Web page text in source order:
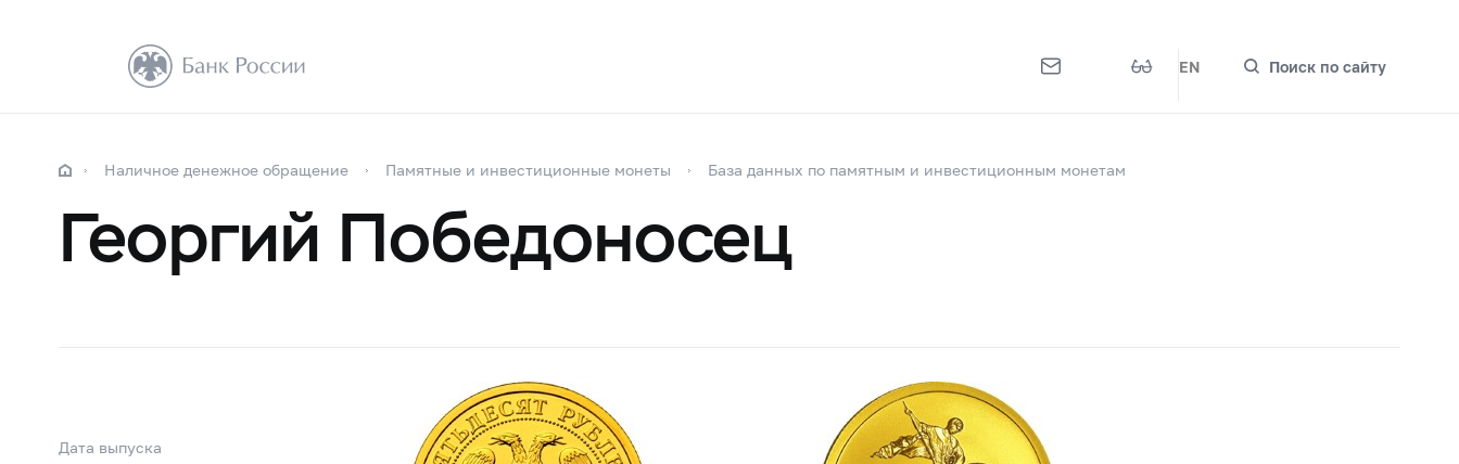
EN Поиск по сайту
Наличное денежное обращение Памятные и инвестиционные монеты База данных по памятным и инвестиционным монетам
Георгий Победоносец
Дата выпуска